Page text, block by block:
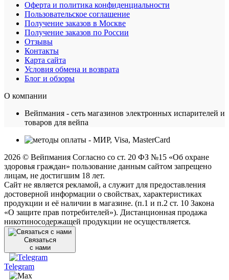
Оферта и политика конфиденциальности
Пользовательское соглашение
Получение заказов в Москве
Получение заказов по России
Отзывы
Контакты
Карта сайта
Условия обмена и возврата
Блог и обзоры
О компании
Вейпмания - сеть магазинов электронных испарителей и
товаров для вейпа
2026 © Вейпмания Согласно со ст. 20 ФЗ №15 «Об охране
здоровья граждан» пользование данным сайтом запрещено
лицам, не достигшим 18 лет.
Сайт не является рекламой, а служит для предоставления
достоверной информации о свойствах, характеристиках
продукции и её наличии в магазине. (п.1 и п.2 ст. 10 Закона
«О защите прав потребителей»). Дистанционная продажа
никотиносодержащей продукции не осуществляется.
Связаться
с нами
Telegram